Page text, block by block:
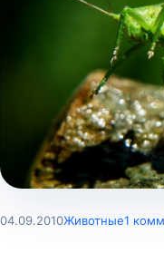
04.09.2010Животные1